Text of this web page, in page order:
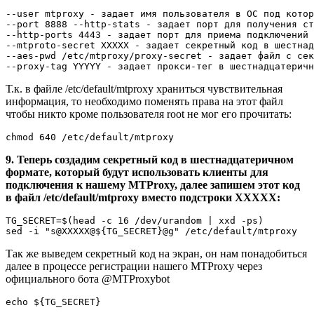
--user mtproxy - задает имя пользователя в ОС под
--port 8888 --http-stats - задает порт для получения
--http-ports 4443 - задает порт для приема подключений к
--mtproto-secret XXXXX - задает секретный код в
--aes-pwd /etc/mtproxy/proxy-secret - задает файл с
Т.к. в файле /etc/default/mtproxy храниться чувствительная
информация, то необходимо поменять права на этот файл
чтобы никто кроме пользователя root не мог его прочитать:
9. Теперь создадим секретный код в шестнадцатеричном
формате, который будут использовать клиенты для
подключения к нашему MTProxy, далее запишем этот код
в файл /etc/default/mtproxy вместо подстроки XXXXX:
TG_SECRET=$(head -c 16 /dev/urandom | xxd -ps)
Так же выведем секретный код на экран, он нам понадобиться
далее в процессе регистрации нашего MTProxy через
официального бота @MTProxybot